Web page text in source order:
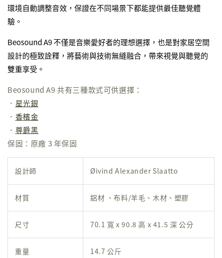
環境自動調整音效，保證在不同場景下都能提供最佳聽覺體
驗。
Beosound A9 不僅是音樂愛好者的理想選擇，也是對家居空間
設計的極致詮釋，將藝術與技術無縫融合，帶來視覺與聽覺的
雙重享受。
Beosound A9 共有三種款式可供選擇：
． 星光銀
． 香檳金
． 尊爵黑
保固：原廠 3 年保固
設計師 Øivind Alexander Slaatto
材質 鋁材 、布料/羊毛、木材、塑膠
尺寸 70.1 寬 x 90.8 高 x 41.5 深 公分
重量 14.7 公斤